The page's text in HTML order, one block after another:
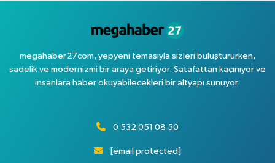
megahaber27com, yepyeni temasıyla sizleri buluştururken,
sadelik ve modernizmi bir araya getiriyor. Şatafattan kaçınıyor ve
insanlara haber okuyabilecekleri bir altyapı sunuyor.
0 532 051 08 50
[email protected]